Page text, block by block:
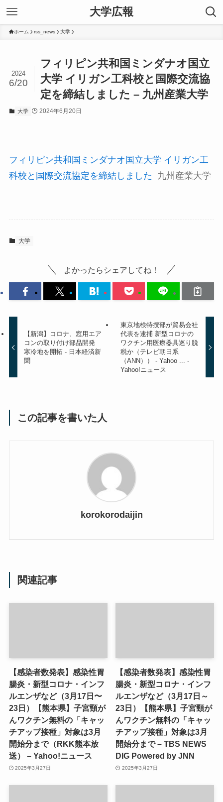
大学広報
ホーム rss_news 大学
フィリピン共和国ミンダナオ国立
大学 イリガン工科校と国際交流協
定を締結しました – 九州産業大学
2024
6/20
大学 2024年6月20日
フィリピン共和国ミンダナオ国立大学 イリガン工
科校と国際交流協定を締結しました
九州産業大学
大学
よかったらシェアしてね！
【新潟】コロナ、窓用エア
コンの取り付け部品開発
寒冷地を開拓 - 日本経済新
聞
東京地検特捜部が貿易会社
代表を逮捕 新型コロナの
ワクチン用医療器具巡り脱
税か（テレビ朝日系
（ANN）） - Yahoo ... -
Yahoo!ニュース
この記事を書いた人
korokorodaijin
関連記事
【感染者数発表】感染性胃
腸炎・新型コロナ・インフ
ルエンザなど（3月17日〜
23日）【熊本県】子宮頸が
んワクチン無料の「キャッ
チアップ接種」対象は3月
開始分まで（RKK熊本放
送） – Yahoo!ニュース
2025年3月27日
【感染者数発表】感染性胃
腸炎・新型コロナ・インフ
ルエンザなど（3月17日～
23日）【熊本県】子宮頸が
んワクチン無料の「キャッ
チアップ接種」対象は3月
開始分まで – TBS NEWS
DIG Powered by JNN
2025年3月27日